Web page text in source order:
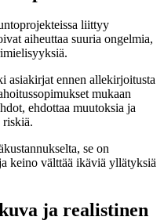
liittyy
aiheuttaa suuria ongelmia,
asiakirjat ennen allekirjoitusta
mukaan
ehdottaa muutoksia ja
riskiä.
se on
keino välttää ikäviä yllätyksiä
ja realistinen